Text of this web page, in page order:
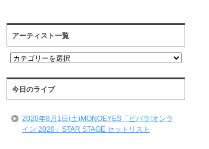
アーティスト一覧
ア
テ
ィ
ス
一
今日のライブ
2020年8月1日(土)MONOEYES「ビバラ!オンラ
イン 2020」STAR STAGE セットリスト